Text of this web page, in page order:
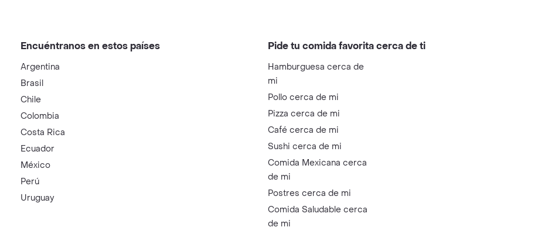
Encuéntranos en estos países
Argentina
Brasil
Chile
Colombia
Costa Rica
Ecuador
México
Perú
Uruguay
Pide tu comida favorita cerca de ti
Hamburguesa cerca de
mi
Pollo cerca de mi
Pizza cerca de mi
Café cerca de mi
Sushi cerca de mi
Comida Mexicana cerca
de mi
Postres cerca de mi
Comida Saludable cerca
de mi